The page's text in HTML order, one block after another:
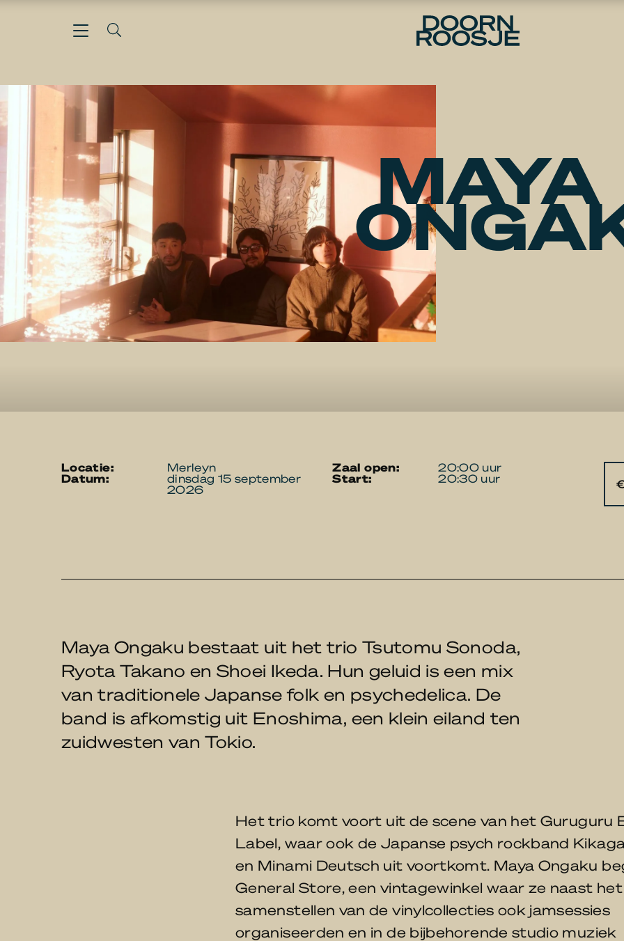
MAYA
locatie: Merleyn
datum: dinsdag 15 september
2026
zaal open: 20:00 uur
start: 20:30 uur
Maya Ongaku bestaat uit het trio Tsutomu Sonoda,
Ryota Takano en Shoei Ikeda. Hun geluid is een mix
van traditionele Japanse folk en psychedelica. De
band is afkomstig uit Enoshima, een klein eiland ten
zuidwesten van Tokio.
Het trio komt voort uit de scene van het Guruguru
Label, waar ook de Japanse psych rockband
en Minami Deutsch uit voortkomt. Maya Ongaku
General Store, een vintagewinkel waar ze naast het
samenstellen van de vinylcollecties ook jamsessies
organiseerden en in de bijbehorende studio muziek